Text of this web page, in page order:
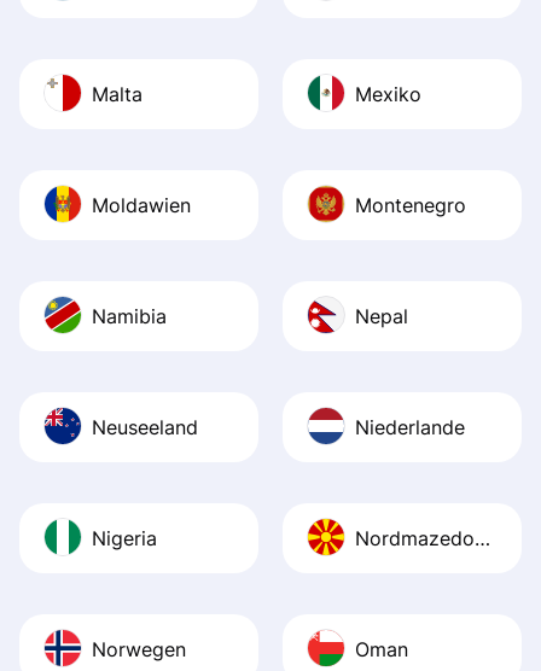
Malta Mexiko
Moldawien Montenegro
Namibia Nepal
Neuseeland Niederlande
Nigeria Nordmazedonien
Norwegen Oman